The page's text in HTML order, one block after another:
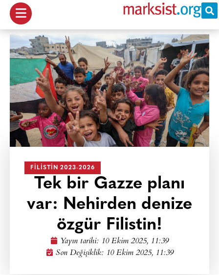
FILISTIN 2023-2026
Tek bir Gazze planı
var: Nehirden denize
özgür Filistin!
Yayın tarihi: 10 Ekim 2025, 11:39
Son Değişiklik: 10 Ekim 2025, 11:39